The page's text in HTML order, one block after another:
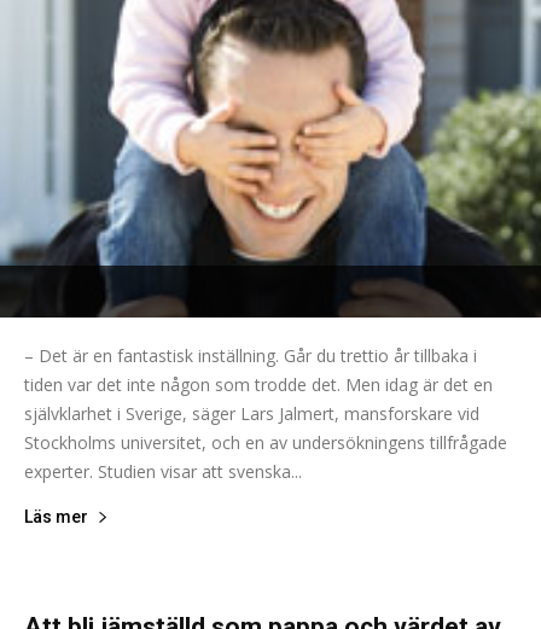
– Det är en fantastisk inställning. Går du trettio år tillbaka i
tiden var det inte någon som trodde det. Men idag är det en
självklarhet i Sverige, säger Lars Jalmert, mansforskare vid
Stockholms universitet, och en av undersökningens tillfrågade
experter. Studien visar att svenska...
Läs mer